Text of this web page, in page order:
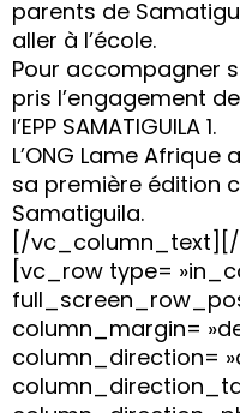
parents de
aller à l’école.
Pour accompagner
pris l’engagement
l’EPP SAMATIGUILA 1.
L’ONG Lame
sa première édition
Samatiguila.
[/
[vc_row type=
column_margin=
column_direction=